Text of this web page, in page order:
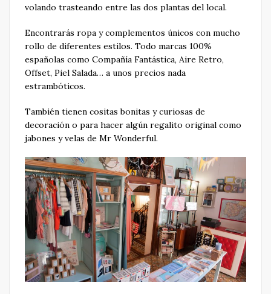
volando trasteando entre las dos plantas del local.
Encontrarás ropa y complementos únicos con mucho
rollo de diferentes estilos. Todo marcas 100%
españolas como Compañía Fantástica, Aire Retro,
Offset, Piel Salada… a unos precios nada
estrambóticos.
También tienen cositas bonitas y curiosas de
decoración o para hacer algún regalito original como
jabones y velas de Mr Wonderful.